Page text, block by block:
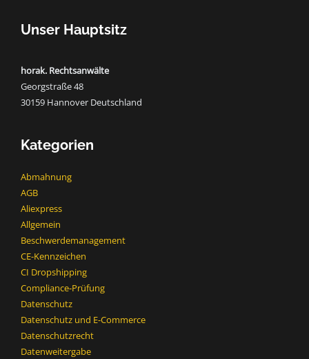
Unser Hauptsitz
horak. Rechtsanwälte
Georgstraße 48
30159 Hannover Deutschland
Kategorien
Abmahnung
AGB
Aliexpress
Allgemein
Beschwerdemanagement
CE-Kennzeichen
CI Dropshipping
Compliance-Prüfung
Datenschutz
Datenschutz und E-Commerce
Datenschutzrecht
Datenweitergabe